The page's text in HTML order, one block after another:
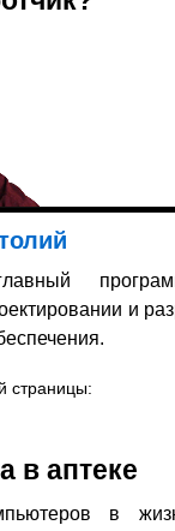
и
страницы:
в аптеке
в